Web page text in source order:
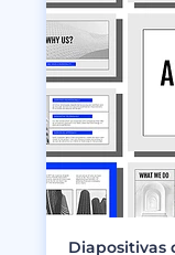
Diapositivas